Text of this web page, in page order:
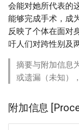
会能对她所代表的
能够完成手术，成
反映了个体在面对
吁人们对跨性别及
摘要与附加信息
或遗漏（未知）
附加信息